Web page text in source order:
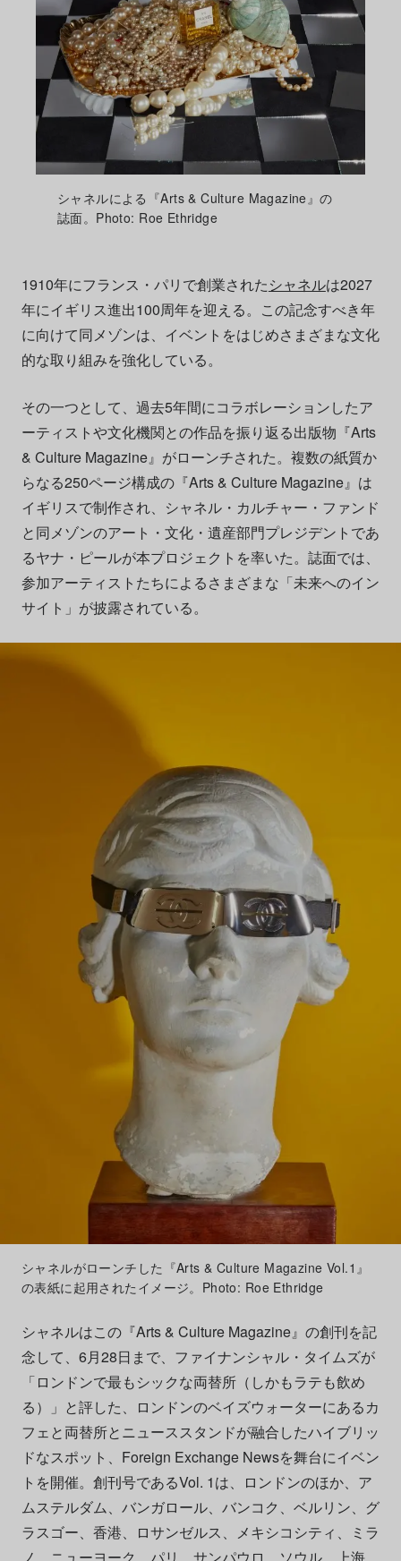
シャネルによる『Arts & Culture Magazine』の
誌面。Photo: Roe Ethridge
1910年にフランス・パリで創業されたシャネルは2027
年にイギリス進出100周年を迎える。この記念すべき年
に向けて同メゾンは、イベントをはじめさまざまな文化
的な取り組みを強化している。
その一つとして、過去5年間にコラボレーションしたア
ーティストや文化機関との作品を振り返る出版物『Arts
& Culture Magazine』がローンチされた。複数の紙質か
らなる250ページ構成の『Arts & Culture Magazine』は
イギリスで制作され、シャネル・カルチャー・ファンド
と同メゾンのアート・文化・遺産部門プレジデントであ
るヤナ・ピールが本プロジェクトを率いた。誌面では、
参加アーティストたちによるさまざまな「未来へのイン
サイト」が披露されている。
シャネルがローンチした『Arts & Culture Magazine Vol.1』
の表紙に起用されたイメージ。Photo: Roe Ethridge
シャネルはこの『Arts & Culture Magazine』の創刊を記
念して、6月28日まで、ファイナンシャル・タイムズが
「ロンドンで最もシックな両替所（しかもラテも飲め
る）」と評した、ロンドンのベイズウォーターにあるカ
フェと両替所とニューススタンドが融合したハイブリッ
ドなスポット、Foreign Exchange Newsを舞台にイベン
トを開催。創刊号であるVol. 1は、ロンドンのほか、ア
ムステルダム、バンガロール、バンコク、ベルリン、グ
ラスゴー、香港、ロサンゼルス、メキシコシティ、ミラ
ノ、ニューヨーク、パリ、サンパウロ、ソウル、上海、